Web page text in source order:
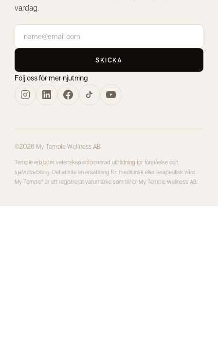
vardag.
SKICKA
Följ oss för mer njutning
©2026 My Temple Wellness AB
Temple erbjuder vetenskapsinformerad utbildning för förståelse och
självutveckling. Det är inte en ersättning för medicinsk eller terapeutisk vård.
My Temple® är ett registrerat varumärke som tillhör My Temple Wellness AB.